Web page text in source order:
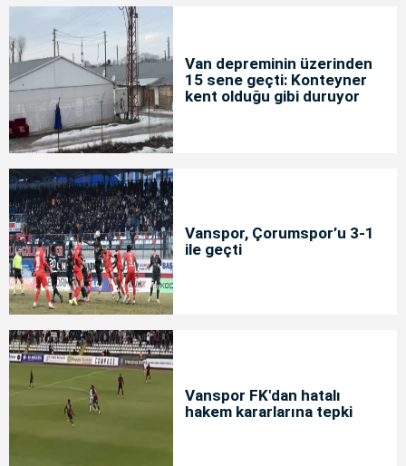
Van depreminin üzerinden
15 sene geçti: Konteyner
kent olduğu gibi duruyor
Vanspor, Çorumspor’u 3-1
ile geçti
Vanspor FK'dan hatalı
hakem kararlarına tepki